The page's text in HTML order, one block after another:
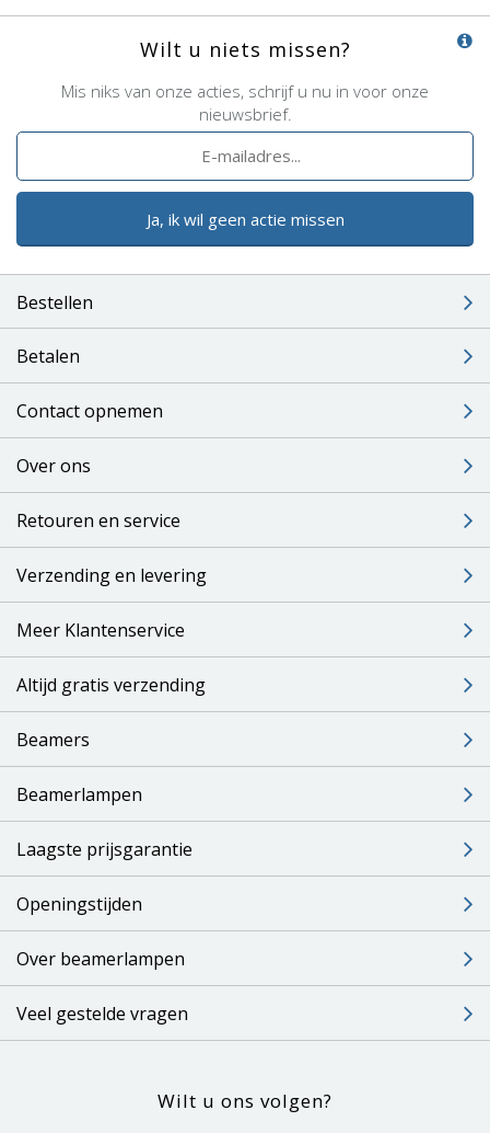
Wilt u niets missen?
Mis niks van onze acties, schrijf u nu in voor onze
nieuwsbrief.
Ja, ik wil geen actie missen
Bestellen
Betalen
Contact opnemen
Over ons
Retouren en service
Verzending en levering
Meer Klantenservice
Altijd gratis verzending
Beamers
Beamerlampen
Laagste prijsgarantie
Openingstijden
Over beamerlampen
Veel gestelde vragen
Wilt u ons volgen?